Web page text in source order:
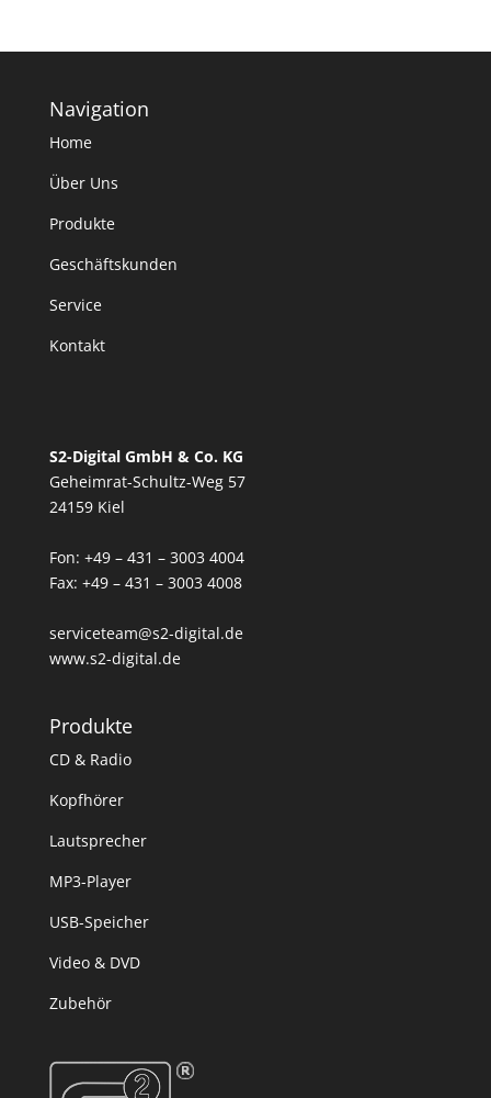
Navigation
Home
Über Uns
Produkte
Geschäftskunden
Service
Kontakt
S2-Digital GmbH & Co. KG
Geheimrat-Schultz-Weg 57
24159 Kiel
Fon: +49 – 431 – 3003 4004
Fax: +49 – 431 – 3003 4008
serviceteam@s2-digital.de
www.s2-digital.de
Produkte
CD & Radio
Kopfhörer
Lautsprecher
MP3-Player
USB-Speicher
Video & DVD
Zubehör